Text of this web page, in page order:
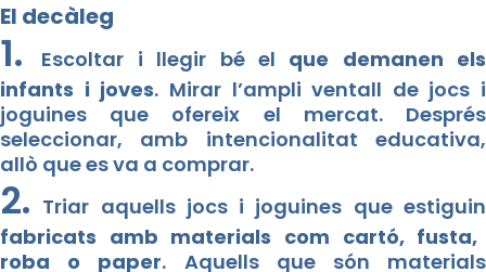
El decàleg
1. Escoltar i llegir bé el que demanen els
infants i joves. Mirar l’ampli ventall de jocs i
joguines que ofereix el mercat. Després
seleccionar, amb intencionalitat educativa,
allò que es va a comprar.
2. Triar aquells jocs i joguines que estiguin
fabricats amb materials com cartó, fusta,
roba o paper. Aquells que són materials